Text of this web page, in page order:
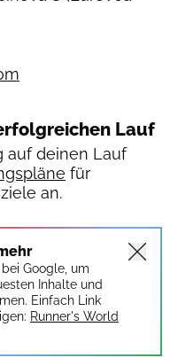
Lauf
auf deinen Lauf
für
an.
Google, um
Inhalte und
Einfach Link
Runner's World